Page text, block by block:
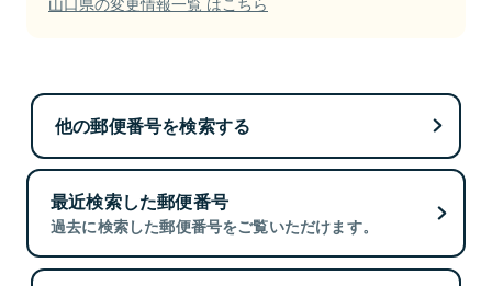
他の郵便番号を検索する
最近検索した郵便番号
過去に検索した郵便番号をご覧いただけます。